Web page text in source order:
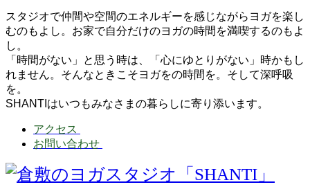
スタジオで仲間や空間のエネルギーを感じながらヨガを楽し
むのもよし。お家で自分だけのヨガの時間を満喫するのもよ
し。
「時間がない」と思う時は、「心にゆとりがない」時かもし
れません。そんなときこそヨガをの時間を。そして深呼吸
を。
SHANTIはいつもみなさまの暮らしに寄り添います。
アクセス
お問い合わせ